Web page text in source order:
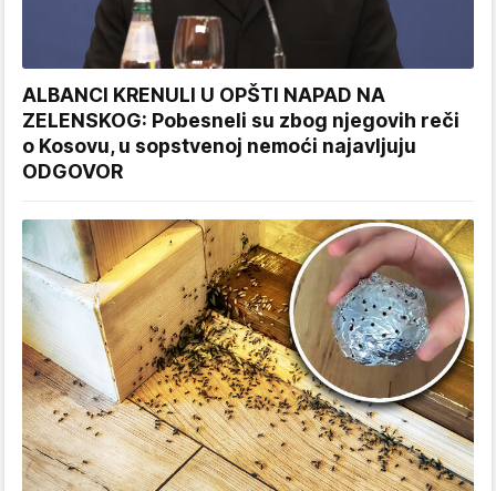
ALBANCI KRENULI U OPŠTI NAPAD NA
ZELENSKOG: Pobesneli su zbog njegovih reči
o Kosovu, u sopstvenoj nemoći najavljuju
ODGOVOR